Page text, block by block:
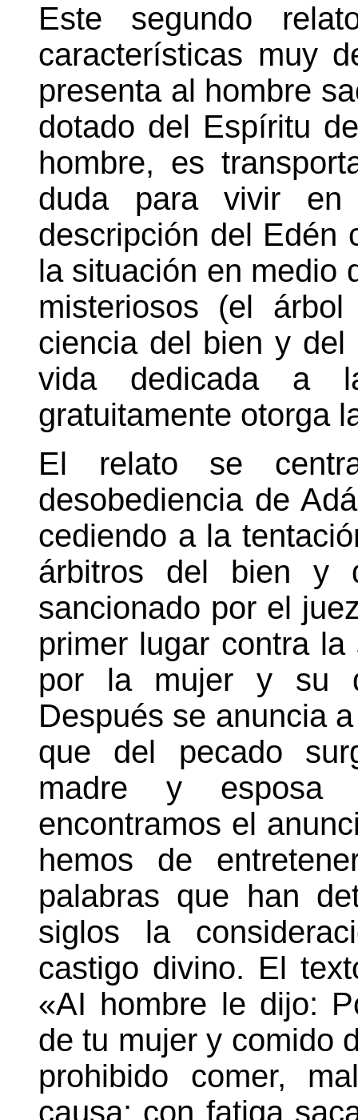
Este segundo
características muy
presenta al hombre
dotado del Espíritu
hombre, es
duda para vivir
descripción del Edén
la situación en medio
misteriosos (el
ciencia del bien y
vida dedicada a
gratuitamente otorga
El relato se
desobediencia de
cediendo a la
árbitros del bien y
sancionado por el
primer lugar contra
por la mujer y su
Después se anuncia
que del pecado
madre y esposa
encontramos el
hemos de
palabras que han
siglos la
castigo divino. El
«AI hombre le dijo:
de tu mujer y comido
prohibido comer,
causa: con fatiga